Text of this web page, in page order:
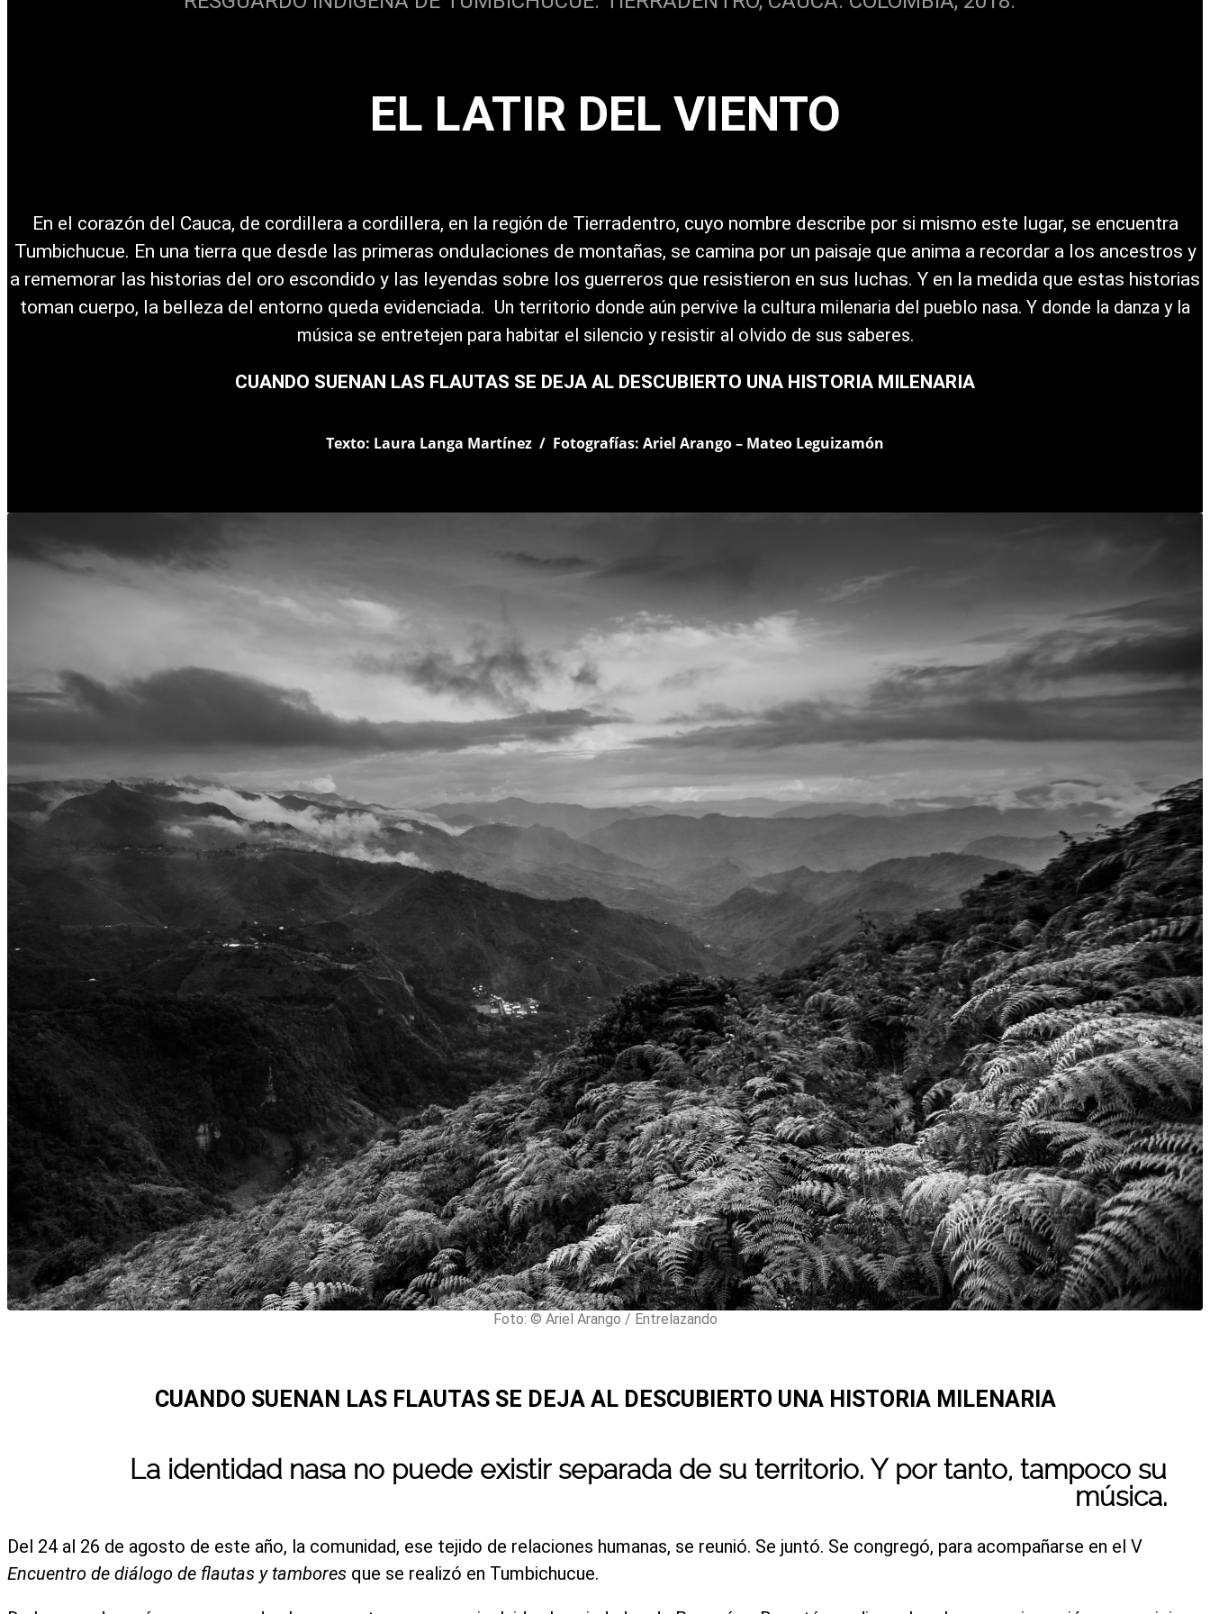
EL LATIR DEL VIENTO
En el corazón del Cauca, de cordillera a cordillera, en la región de Tierradentro, cuyo nombre describe por si mismo este lugar, se encuentra
Tumbichucue. En una tierra que desde las primeras ondulaciones de montañas, se camina por un paisaje que anima a recordar a los ancestros y
a rememorar las historias del oro escondido y las leyendas sobre los guerreros que resistieron en sus luchas. Y en la medida que estas historias
toman cuerpo, la belleza del entorno queda evidenciada. Un territorio donde aún pervive la cultura milenaria del pueblo nasa. Y donde la danza y la
música se entretejen para habitar el silencio y resistir al olvido de sus saberes.
CUANDO SUENAN LAS FLAUTAS SE DEJA AL DESCUBIERTO UNA HISTORIA MILENARIA
Texto: Laura Langa Martínez / Fotografías: Ariel Arango – Mateo Leguizamón
Foto: © Ariel Arango / Entrelazando
CUANDO SUENAN LAS FLAUTAS SE DEJA AL DESCUBIERTO UNA HISTORIA MILENARIA
La identidad nasa no puede existir separada de su territorio. Y por tanto, tampoco su
música.
Del 24 al 26 de agosto de este año, la comunidad, ese tejido de relaciones humanas, se reunió. Se juntó. Se congregó, para acompañarse en el V
Encuentro de diálogo de flautas y tambores que se realizó en Tumbichucue.